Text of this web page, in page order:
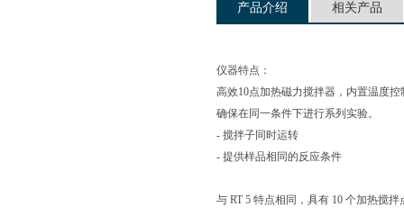
产品介绍 相关产品
仪器特点：
高效10点加热磁力搅拌器，内置温度
确保在同一条件下进行系列实验。
- 搅拌子同时运转
- 提供样品相同的反应条件
与 RT 5 特点相同，具有 10 个加热搅拌